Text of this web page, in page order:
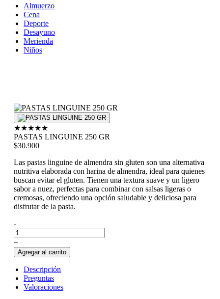
Almuerzo
Cena
Deporte
Desayuno
Merienda
Niños
★★★★★
PASTAS LINGUINE 250 GR
$30.900
Las pastas linguine de almendra sin gluten son una alternativa
nutritiva elaborada con harina de almendra, ideal para quienes
buscan evitar el gluten. Tienen una textura suave y un ligero
sabor a nuez, perfectas para combinar con salsas ligeras o
cremosas, ofreciendo una opción saludable y deliciosa para
disfrutar de la pasta.
-
+
Agregar al carrito
Descripción
Preguntas
Valoraciones